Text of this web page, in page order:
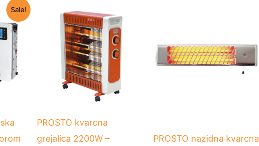
Sale!
Trenutna
cena
je:
5.990 RSD.
PROSTO kvarcna
grejalica 2200W –
PROSTO nazidna kvarcna